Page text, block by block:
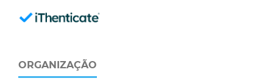
ORGANIZAÇÃO